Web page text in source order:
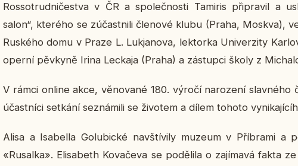
Ros­so­trud­ni­čestva v ČR a spo­leč­nos­ti Ta­mi­ris při­pra­vil a
salon“, kte­ré­ho se zú­čast­ni­li čle­no­vé klubu (Praha, Moskva),
Rus­ké­ho domu v Praze L. Lukja­no­va, lek­tor­ka Uni­ver­zi­ty
operní pěv­ky­ně Irina Lec­ka­ja (Praha) a zá­stup­ci školy z
V rámci online akce, vě­no­va­né 180. výročí na­ro­ze­ní slav­né­ho
účast­ní­ci se­tká­ní se­zná­mi­li se ži­vo­tem a dílem tohoto
Alisa a Isa­bel­la Go­lu­bic­ké na­vští­vi­ly muzeum v Pří­bra­mi a
«Rusal­ka». Eli­sa­be­th Ko­va­če­va se po­dě­li­la o za­jí­ma­vá fakta